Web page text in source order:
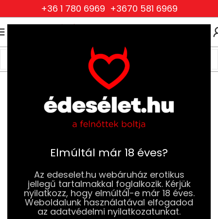
Elmúltál már 18 éves?
Az edeselet.hu webáruház erotikus
jellegű tartalmakkal foglalkozik. Kérjük
nyilatkozz, hogy elmúltál-e már 18 éves.
Weboldalunk használatával elfogadod
az adatvédelmi nyilatkozatunkat.
+36 1 780 6969 +3670 581 6969
Szexjátékok Vibrátorok
Pillangó Vibrátorok és Bugyi Vibrátorok